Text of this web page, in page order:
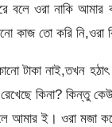
বলে ওরা নাকি
কাজ তো করি নি,ওরা
টাকা নাই,তখন
কিনা? কিন্তু
আমার ই। ওরা মজা